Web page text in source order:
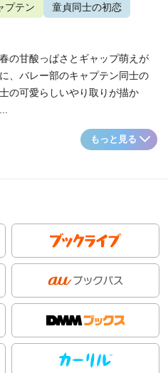
プテン
童貞同士の初恋
の甘酸っぱさとギャップ萌えが
、バレー部のキャプテン同士の
の可愛らしいやり取りが描か
もっと見る